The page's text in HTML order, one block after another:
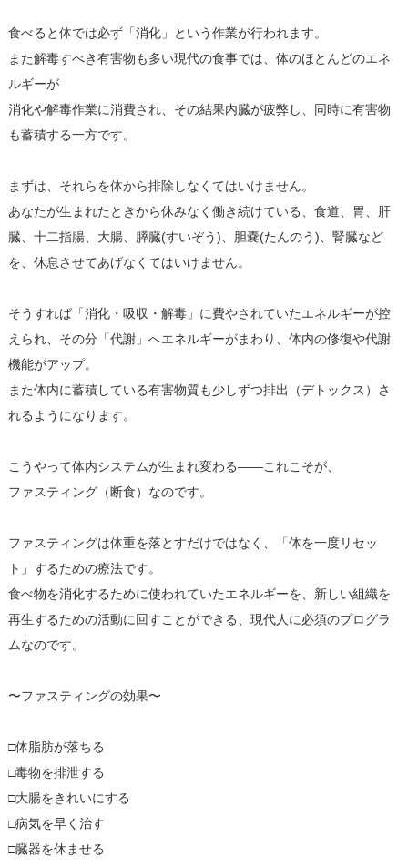
食べると体では必ず「消化」という作業が行われます。
また解毒すべき有害物も多い現代の食事では、体のほとんどのエネ
ルギーが
消化や解毒作業に消費され、その結果内臓が疲弊し、同時に有害物
も蓄積する一方です。
まずは、それらを体から排除しなくてはいけません。
あなたが生まれたときから休みなく働き続けている、食道、胃、肝
臓、十二指腸、大腸、膵臓(すいぞう)、胆嚢(たんのう)、腎臓など
を、休息させてあげなくてはいけません。
そうすれば「消化・吸収・解毒」に費やされていたエネルギーが控
えられ、その分「代謝」へエネルギーがまわり、体内の修復や代謝
機能がアップ。
また体内に蓄積している有害物質も少しずつ排出（デトックス）さ
れるようになります。
こうやって体内システムが生まれ変わる――これこそが、
ファスティング（断食）なのです。
ファスティングは体重を落とすだけではなく、「体を一度リセッ
ト」するための療法です。
食べ物を消化するために使われていたエネルギーを、新しい組織を
再生するための活動に回すことができる、現代人に必須のプログラ
ムなのです。
〜ファスティングの効果〜
□体脂肪が落ちる
□毒物を排泄する
□大腸をきれいにする
□病気を早く治す
□臓器を休ませる